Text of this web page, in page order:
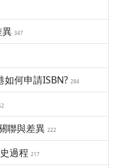
異 347
如何申請ISBN? 284
聯與差異 222
過程 217